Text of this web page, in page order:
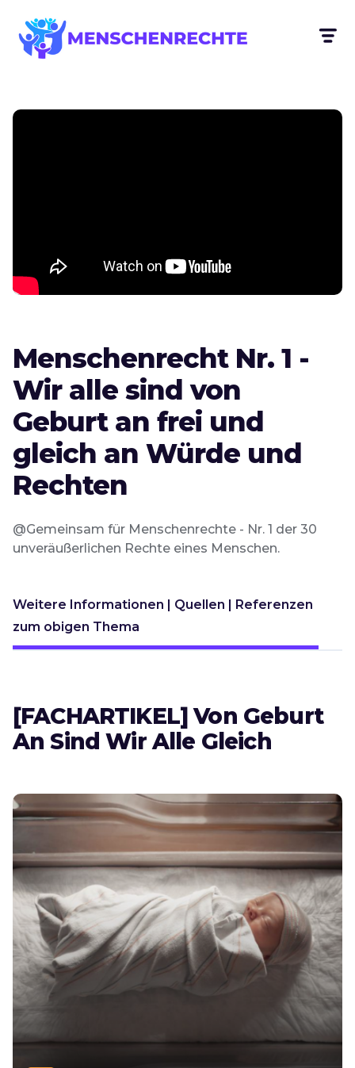
Menschenrecht Nr. 1 -
Wir alle sind von
Geburt an frei und
gleich an Würde und
Rechten
@Gemeinsam für Menschenrechte - Nr. 1 der 30
unveräußerlichen Rechte eines Menschen.
Weitere Informationen | Quellen | Referenzen
zum obigen Thema
[FACHARTIKEL] Von Geburt
An Sind Wir Alle Gleich